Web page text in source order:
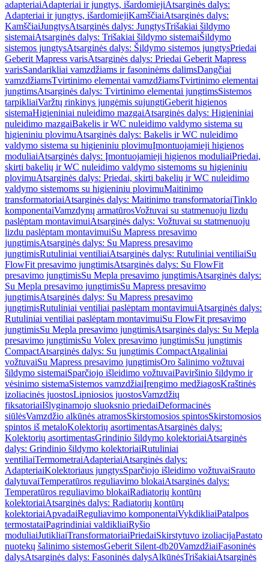
adapteriaiAdapteriai ir jungtys, išardomiejiAtsarginės dalys:
Adapteriai ir jungtys, išardomiejiKamščiaiAtsarginės dalys:
KamščiaiJungtysAtsarginės dalys: JungtysTrišakiai šildymo
sistemaiAtsarginės dalys: Trišakiai šildymo sistemaiŠildymo
sistemos jungtysAtsarginės dalys: Šildymo sistemos jungtysPriedai
Geberit Mapress varisAtsarginės dalys: Priedai Geberit Mapress
varisSandarikliai vamzdžiams ir fasoninėms dalimsDangčiai
vamzdžiamsTvirtinimo elementai vamzdžiamsTvirtinimo elementai
jungtimsAtsarginės dalys: Tvirtinimo elementai jungtimsSistemos
tarpikliaiVaržtų rinkinys jungėmis sujungtiGeberit higienos
sistemaHigieniniai nuleidimo mazgaiAtsarginės dalys: Higieniniai
nuleidimo mazgaiBakelis ir WC nuleidimo valdymo sistema su
higieniniu plovimuAtsarginės dalys: Bakelis ir WC nuleidimo
valdymo sistema su higieniniu plovimuĮmontuojamieji higienos
moduliaiAtsarginės dalys: Įmontuojamieji higienos moduliaiPriedai,
skirti bakelių ir WC nuleidimo valdymo sistemoms su higieniniu
plovimuAtsarginės dalys: Priedai, skirti bakelių ir WC nuleidimo
valdymo sistemoms su higieniniu plovimuMaitinimo
transformatoriaiAtsarginės dalys: Maitinimo transformatoriaiTinklo
komponentaiVamzdynų armatūrosVožtuvai su statmenuoju lizdu
paslėptam montavimuiAtsarginės dalys: Vožtuvai su statmenuoju
lizdu paslėptam montavimuiSu Mapress presavimo
jungtimisAtsarginės dalys: Su Mapress presavimo
jungtimisRutuliniai ventiliaiAtsarginės dalys: Rutuliniai ventiliaiSu
FlowFit presavimo jungtimisAtsarginės dalys: Su FlowFit
presavimo jungtimisSu Mepla presavimo jungtimisAtsarginės dalys:
Su Mepla presavimo jungtimisSu Mapress presavimo
jungtimisAtsarginės dalys: Su Mapress presavimo
jungtimisRutuliniai ventiliai paslėptam montavimuiAtsarginės dalys:
Rutuliniai ventiliai paslėptam montavimuiSu FlowFit presavimo
jungtimisSu Mepla presavimo jungtimisAtsarginės dalys: Su Mepla
presavimo jungtimisSu Volex presavimo jungtimisSu jungtimis
CompactAtsarginės dalys: Su jungtimis CompactAtgaliniai
vožtuvaiSu Mapress presavimo jungtimisOro šalinimo vožtuvai
šildymo sistemaiSparčiojo išleidimo vožtuvaiPaviršinio šildymo ir
vėsinimo sistemaSistemos vamzdžiaiĮrengimo medžiagosKraštinės
izoliacinės juostosLipniosios juostosVamzdžių
fiksatoriaiIšlyginamojo sluoksnio priedaiDeformacinės
siūlėsVamzdžio alkūnės atramosSkirstomosios spintosSkirstomosios
spintos iš metaloKolektorių asortimentasAtsarginės dalys:
Kolektorių asortimentasGrindinio šildymo kolektoriaiAtsarginės
dalys: Grindinio šildymo kolektoriaiRutuliniai
ventiliaiTermometraiAdapteriaiAtsarginės dalys:
AdapteriaiKolektoriaus jungtysSparčiojo išleidimo vožtuvaiSrauto
dalytuvaiTemperatūros reguliavimo blokaiAtsarginės dalys:
Temperatūros reguliavimo blokaiRadiatorių kontūrų
kolektoriaiAtsarginės dalys: Radiatorių kontūrų
kolektoriaiApvadaiReguliavimo komponentaiVykdikliaiPatalpos
termostataiPagrindiniai valdikliaiRyšio
moduliaiJutikliaiTransformatoriaiPriedaiSkirstytuvo izoliacijaPastato
nuotekų šalinimo sistemosGeberit Silent-db20VamzdžiaiFasoninės
dalysAtsarginės dalys: Fasoninės dalysAlkūnėsTrišakiaiAtsarginės